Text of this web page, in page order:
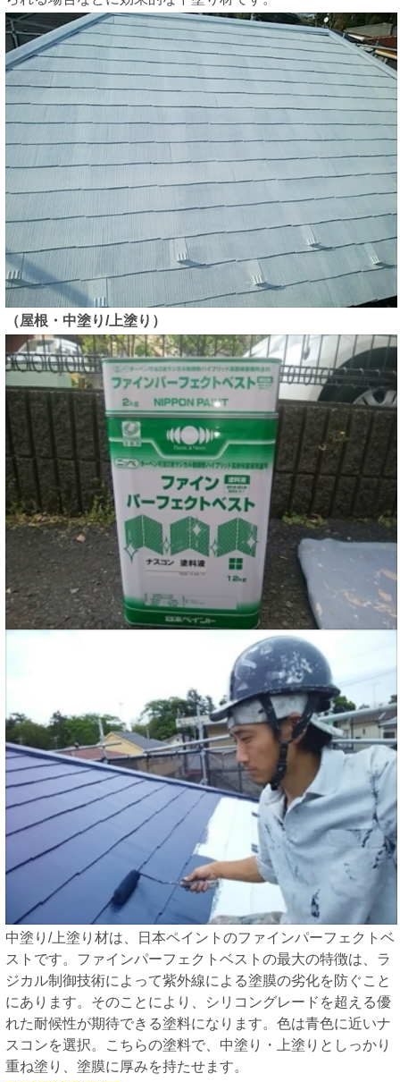
（屋根・中塗り/上塗り）
中塗り/上塗り材は、日本ペイントのファインパーフェクトベ
ストです。ファインパーフェクトベストの最大の特徴は、ラ
ジカル制御技術によって紫外線による塗膜の劣化を防ぐこと
にあります。そのことにより、シリコングレードを超える優
れた耐候性が期待できる塗料になります。色は青色に近いナ
スコンを選択。こちらの塗料で、中塗り・上塗りとしっかり
重ね塗り、塗膜に厚みを持たせます。